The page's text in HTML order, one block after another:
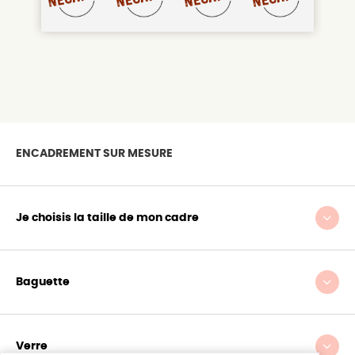
ENCADREMENT SUR MESURE
Je choisis la taille de mon cadre
Baguette
Verre